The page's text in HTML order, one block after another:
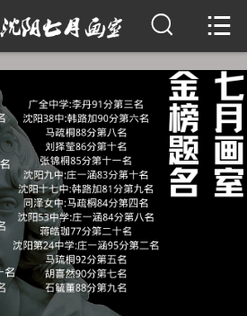
首页
简介
课程
招生
成绩
校区
师资

